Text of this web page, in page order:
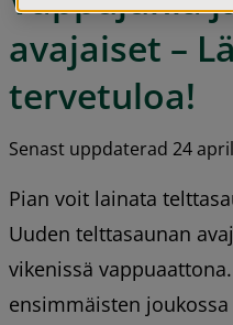
avajaiset –
tervetuloa!
Senast uppdaterad 24
Pian voit lainata
Uuden telttasaunan
vikenissä
ensimmäisten